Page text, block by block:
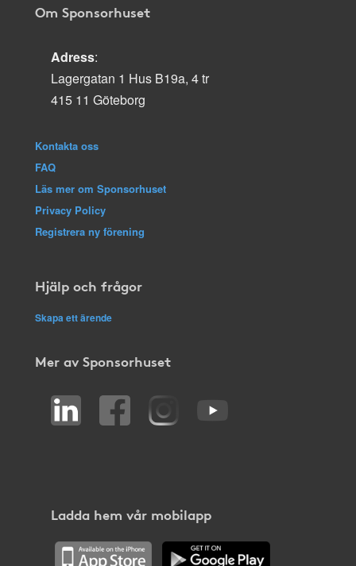
Om Sponsorhuset
Adress:
Lagergatan 1 Hus B19a, 4 tr
415 11 Göteborg
Kontakta oss
FAQ
Läs mer om Sponsorhuset
Privacy Policy
Registrera ny förening
Hjälp och frågor
Skapa ett ärende
Mer av Sponsorhuset
Ladda hem vår mobilapp